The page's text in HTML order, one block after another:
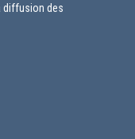
diffusion des